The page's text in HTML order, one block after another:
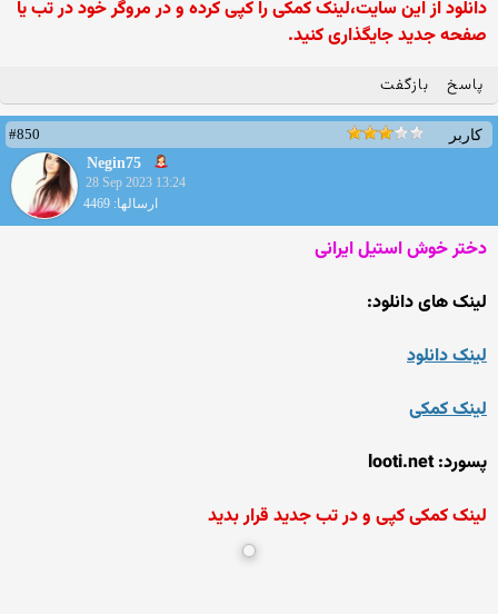
دانلود از این سایت،لینک کمکی را کپی کرده و در مروگر خود در تب یا
صفحه جدید جایگذاری کنید.
پاسخ بازگفت
کاربر
#850
Negin75
28 Sep 2023 13:24
ارسالها: 4469
دختر خوش استیل ایرانی
لینک های دانلود:
لینک دانلود
لینک کمکی
پسورد: looti.net
لینک کمکی کپی و در تب جدید قرار بدید